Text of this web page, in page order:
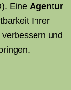
Eine Agentur
Ihrer
und